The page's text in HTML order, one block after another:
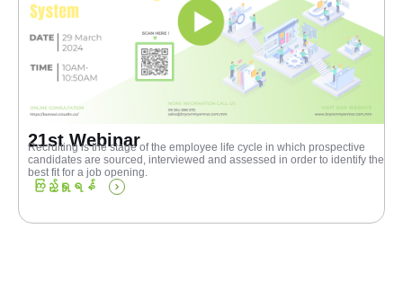
21st Webinar
Recruiting is the stage of the employee life cycle in which prospective
candidates are sourced, interviewed and assessed in order to identify the
best fit for a job opening.
ကြည့်ရှုရန်